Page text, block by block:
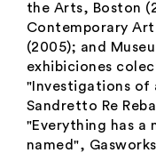
the Arts, Boston
Contemporary
(2005); and
exhibiciones
" Investigations of
Sandretto Re
"Everything has
named",